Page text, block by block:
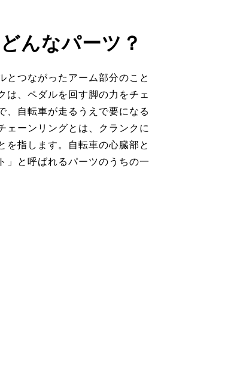
んなパーツ？
とつながったアーム部分のこと
は、ペダルを回す脚の力をチェ
、自転車が走るうえで要になる
ェーンリングとは、クランクに
を指します。自転車の心臓部と
」と呼ばれるパーツのうちの一